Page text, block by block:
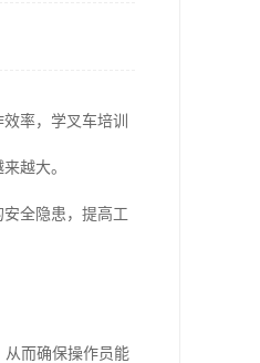
率，学叉车培训
越大。
全隐患，提高工
从而确保操作员能